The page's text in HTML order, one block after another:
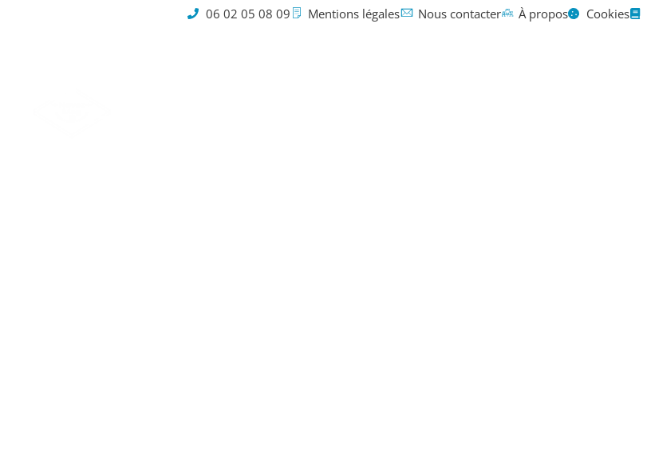
06 02 05 08 09 Mentions légales Nous contacter À propos Cookies